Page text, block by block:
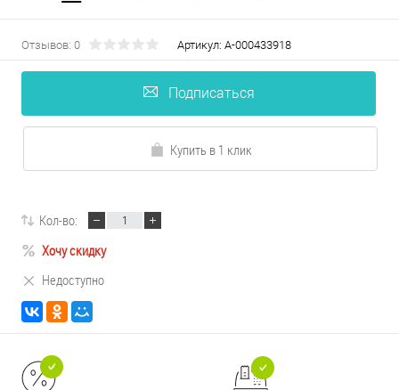
Отзывов: 0 Артикул: А-000433918
Подписаться
Купить в 1 клик
Кол-во:
Хочу скидку
Недоступно